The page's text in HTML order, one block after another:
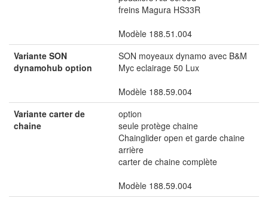
freins Magura HS33R
Modèle 188.51.004
Variante SON
dynamohub option
SON moyeaux dynamo avec B&M
Myc eclairage 50 Lux
Modèle 188.59.004
Variante carter de
chaine
option
seule protège chaine
Chainglider open et garde chaine
arrière
carter de chaine complète
Modèle 188.59.004